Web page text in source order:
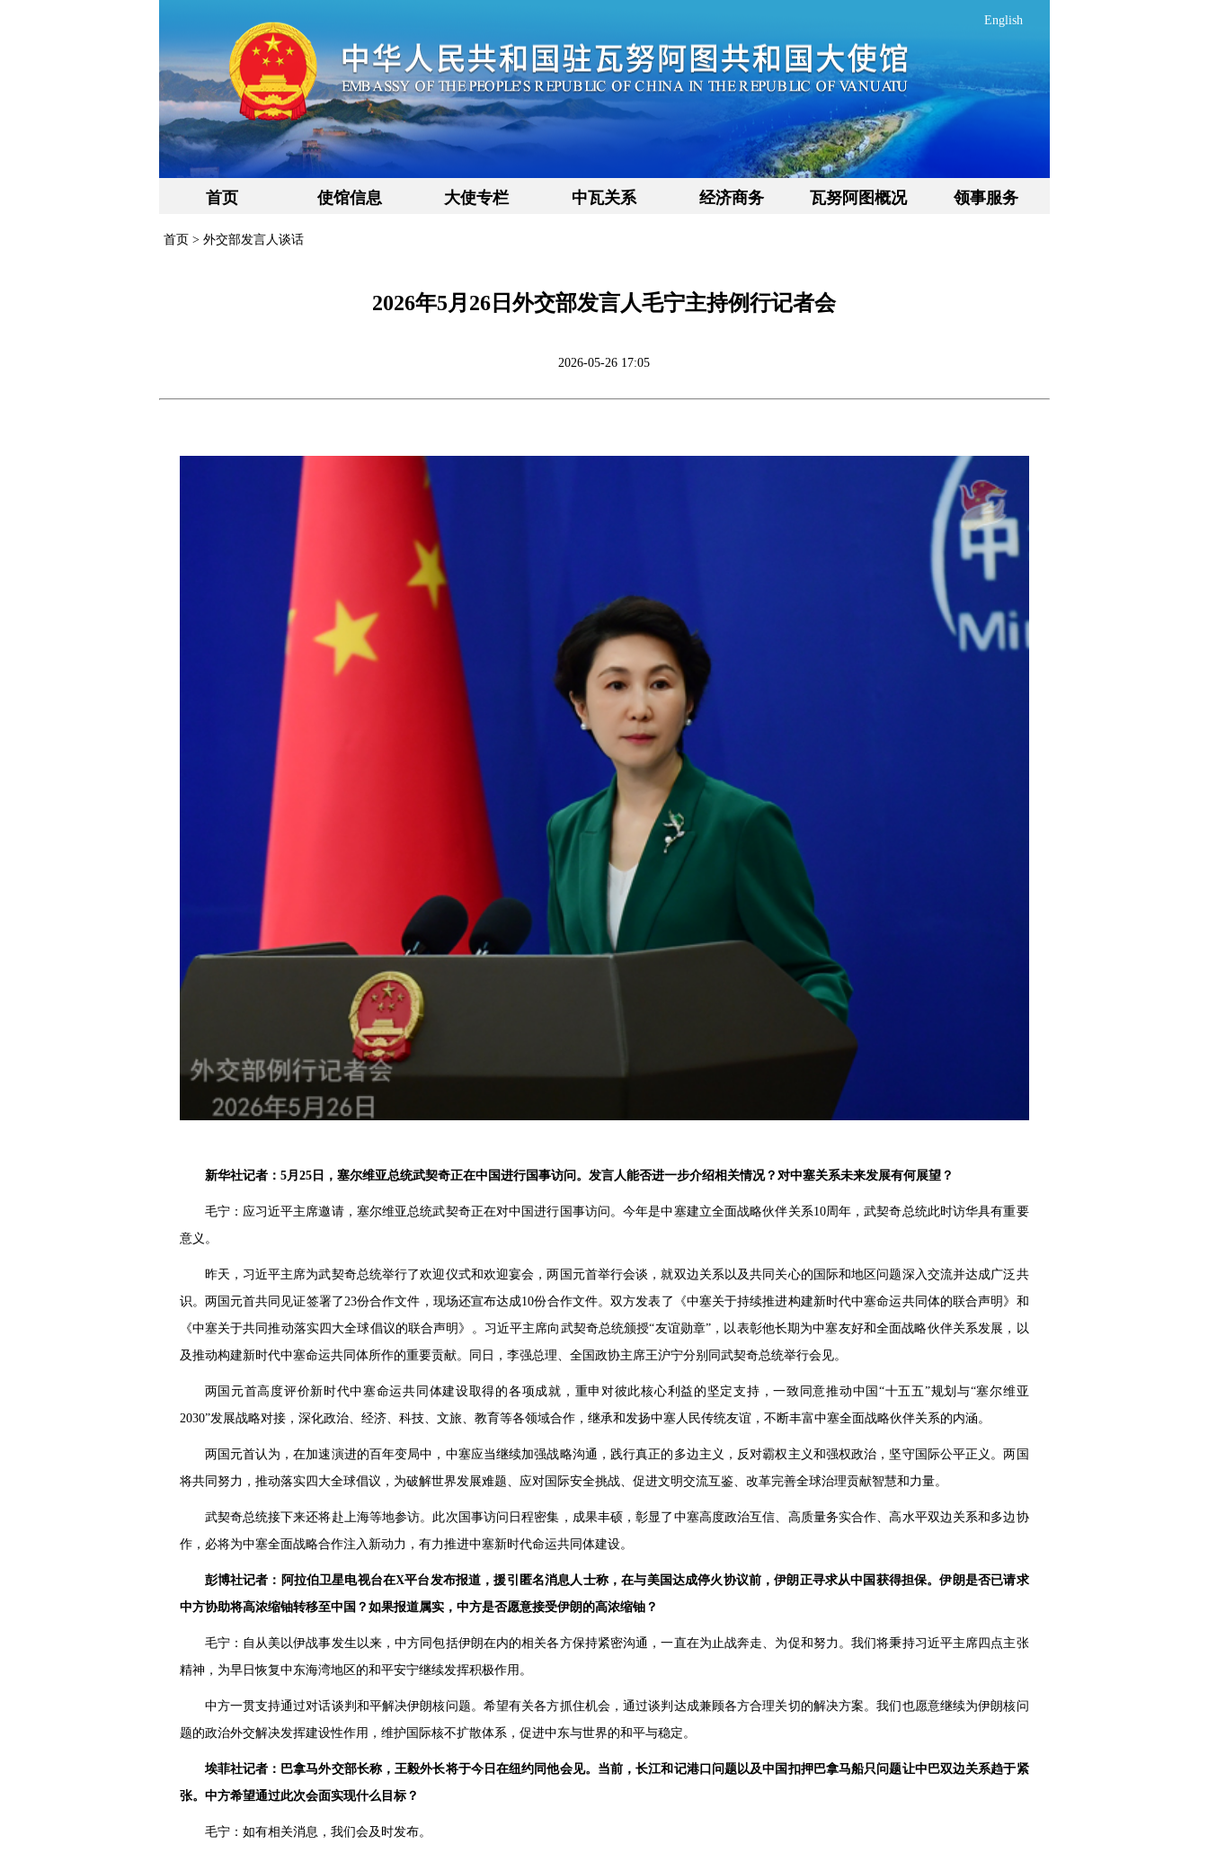
English
首页 使馆信息 大使专栏 中瓦关系 经济商务 瓦努阿图概况 领事服务
首页 > 外交部发言人谈话
2026年5月26日外交部发言人毛宁主持例行记者会
2026-05-26 17:05
新华社记者：5月25日，塞尔维亚总统武契奇正在中国进行国事访问。发言人能否进一步介绍相关情况？对中塞关系未来发展有何展望？
毛宁：应习近平主席邀请，塞尔维亚总统武契奇正在对中国进行国事访问。今年是中塞建立全面战略伙伴关系10周年，武契奇总统此时访华具有重要
意义。
昨天，习近平主席为武契奇总统举行了欢迎仪式和欢迎宴会，两国元首举行会谈，就双边关系以及共同关心的国际和地区问题深入交流并达成广泛共
识。两国元首共同见证签署了23份合作文件，现场还宣布达成10份合作文件。双方发表了《中塞关于持续推进构建新时代中塞命运共同体的联合声明》和
《中塞关于共同推动落实四大全球倡议的联合声明》。习近平主席向武契奇总统颁授“友谊勋章”，以表彰他长期为中塞友好和全面战略伙伴关系发展，以
及推动构建新时代中塞命运共同体所作的重要贡献。同日，李强总理、全国政协主席王沪宁分别同武契奇总统举行会见。
两国元首高度评价新时代中塞命运共同体建设取得的各项成就，重申对彼此核心利益的坚定支持，一致同意推动中国“十五五”规划与“塞尔维亚
2030”发展战略对接，深化政治、经济、科技、文旅、教育等各领域合作，继承和发扬中塞人民传统友谊，不断丰富中塞全面战略伙伴关系的内涵。
两国元首认为，在加速演进的百年变局中，中塞应当继续加强战略沟通，践行真正的多边主义，反对霸权主义和强权政治，坚守国际公平正义。两国
将共同努力，推动落实四大全球倡议，为破解世界发展难题、应对国际安全挑战、促进文明交流互鉴、改革完善全球治理贡献智慧和力量。
武契奇总统接下来还将赴上海等地参访。此次国事访问日程密集，成果丰硕，彰显了中塞高度政治互信、高质量务实合作、高水平双边关系和多边协
作，必将为中塞全面战略合作注入新动力，有力推进中塞新时代命运共同体建设。
彭博社记者：阿拉伯卫星电视台在X平台发布报道，援引匿名消息人士称，在与美国达成停火协议前，伊朗正寻求从中国获得担保。伊朗是否已请求
中方协助将高浓缩铀转移至中国？如果报道属实，中方是否愿意接受伊朗的高浓缩铀？
毛宁：自从美以伊战事发生以来，中方同包括伊朗在内的相关各方保持紧密沟通，一直在为止战奔走、为促和努力。我们将秉持习近平主席四点主张
精神，为早日恢复中东海湾地区的和平安宁继续发挥积极作用。
中方一贯支持通过对话谈判和平解决伊朗核问题。希望有关各方抓住机会，通过谈判达成兼顾各方合理关切的解决方案。我们也愿意继续为伊朗核问
题的政治外交解决发挥建设性作用，维护国际核不扩散体系，促进中东与世界的和平与稳定。
埃菲社记者：巴拿马外交部长称，王毅外长将于今日在纽约同他会见。当前，长江和记港口问题以及中国扣押巴拿马船只问题让中巴双边关系趋于紧
张。中方希望通过此次会面实现什么目标？
毛宁：如有相关消息，我们会及时发布。